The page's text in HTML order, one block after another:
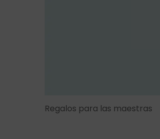
Regalos para las maestras